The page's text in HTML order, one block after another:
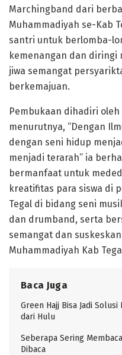
Marchingband dari
Muhammadiyah se-Kab
santri untuk berlomba-
kemenangan dan diringi
jiwa semangat
berkemajuan.
Pembukaan dihadiri oleh
menurutnya, “Dengan
dengan seni hidup
menjadi terarah” ia
bermanfaat untuk
kreatifitas para siswa di
Tegal di bidang seni
dan drumband, serta
semangat dan suskeskan
Muhammadiyah Kab
Baca Juga
Green Hajj Bisa Jadi
dari Hulu
Seberapa Sering
Dibaca